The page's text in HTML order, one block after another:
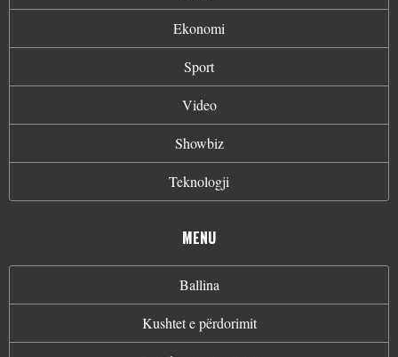
Ekonomi
Sport
Video
Showbiz
Teknologji
MENU
Ballina
Kushtet e përdorimit